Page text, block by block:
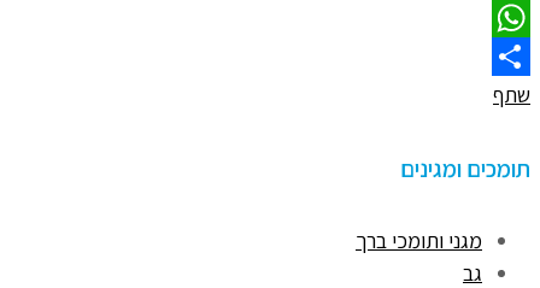
Email
WhatsApp
שתף
תומכים ומגינים
מגני ותומכי ברך
גב